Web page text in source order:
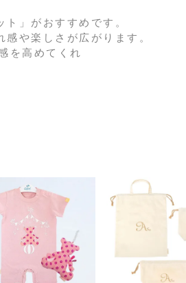
」がおすすめです。
や楽しさが広がります。
を高めてくれ